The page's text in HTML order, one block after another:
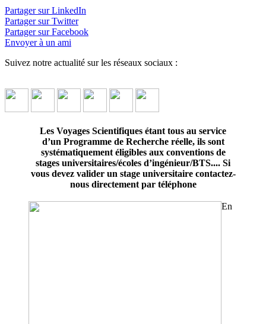
Emplois et Stages
Partir utile sur des Voyages Scientifiques qui changent le monde
Séjour
↓ Lire le descriptif détaillé plus bas ↓
Partager sur LinkedIn
Partager sur Twitter
Partager sur Facebook
Envoyer à un ami
Suivez notre actualité sur les réseaux sociaux :
Les Voyages Scientifiques étant tous au service
d’un Programme de Recherche réelle, ils sont
systématiquement éligibles aux conventions de
stages universitaires/écoles d’ingénieur/BTS.... Si
vous devez valider un stage universitaire contactez-
nous directement par téléphone
En